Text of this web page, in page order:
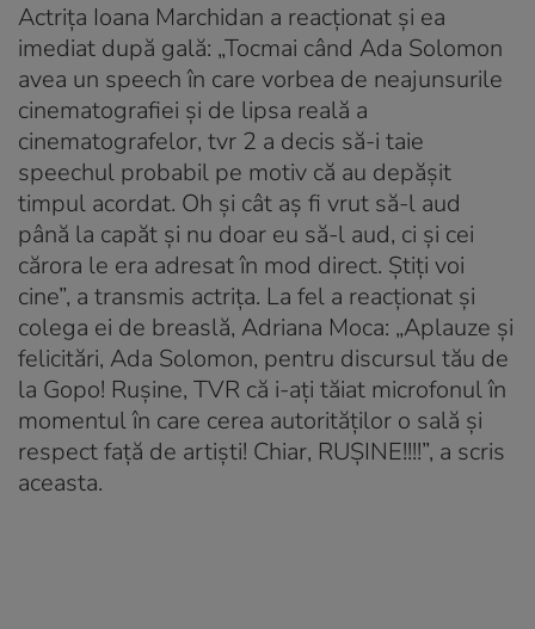
Actrița Ioana Marchidan a reacționat și ea
imediat după gală: „Tocmai când Ada Solomon
avea un speech în care vorbea de neajunsurile
cinematografiei și de lipsa reală a
cinematografelor, tvr 2 a decis să-i taie
speechul probabil pe motiv că au depășit
timpul acordat. Oh și cât aș fi vrut să-l aud
până la capăt și nu doar eu să-l aud, ci și cei
cărora le era adresat în mod direct. Știți voi
cine”, a transmis actrița. La fel a reacționat și
colega ei de breaslă, Adriana Moca: „Aplauze și
felicitări, Ada Solomon, pentru discursul tău de
la Gopo! Rușine, TVR că i-ați tăiat microfonul în
momentul în care cerea autorităților o sală și
respect față de artiști! Chiar, RUȘINE!!!!”, a scris
aceasta.